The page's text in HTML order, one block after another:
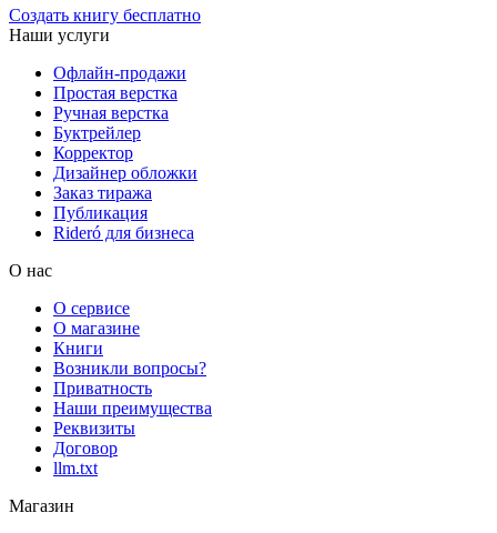
Создать книгу бесплатно
Наши услуги
Офлайн-продажи
Простая верстка
Ручная верстка
Буктрейлер
Корректор
Дизайнер обложки
Заказ тиража
Публикация
Rideró для бизнеса
О нас
О сервисе
О магазине
Книги
Возникли вопросы?
Приватность
Наши преимущества
Реквизиты
Договор
llm.txt
Магазин